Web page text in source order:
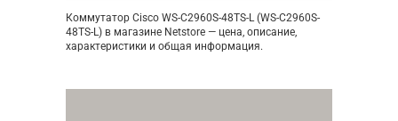
Коммутатор Cisco WS-C2960S-48TS-L (WS-C2960S-
48TS-L) в магазине Netstore — цена, описание,
характеристики и общая информация.